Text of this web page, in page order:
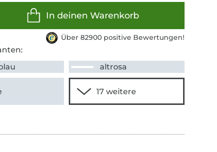
In deinen Warenkorb
Über 82900 positive Bewertungen!
altrosa